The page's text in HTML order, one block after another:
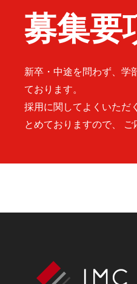
募集要
新卒・中途を問わず、学
ております。
採用に関してよくいただ
とめておりますので、